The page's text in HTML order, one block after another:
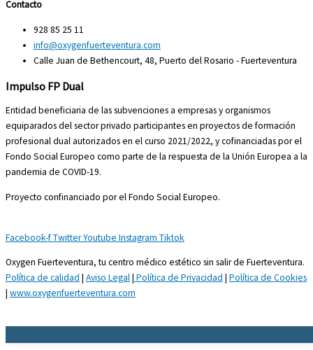
Contacto
928 85 25 11
info@oxygenfuerteventura.com
Calle Juan de Bethencourt, 48, Puerto del Rosario - Fuerteventura
Impulso FP Dual
Entidad beneficiaria de las subvenciones a empresas y organismos
equiparados del sector privado participantes en proyectos de formación
profesional dual autorizados en el curso 2021/2022, y cofinanciadas por el
Fondo Social Europeo como parte de la respuesta de la Unión Europea a la
pandemia de COVID-19.
Proyecto confinanciado por el Fondo Social Europeo.
Facebook-fTwitterYoutube Instagram Tiktok
Oxygen Fuerteventura, tu centro médico estético sin salir de Fuerteventura.
Política de calidad | Aviso Legal| Política de Privacidad | Política de Cookies
| www.oxygenfuerteventura.com